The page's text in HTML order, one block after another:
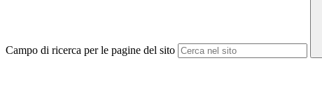
Campo di ricerca per le pagine del sito